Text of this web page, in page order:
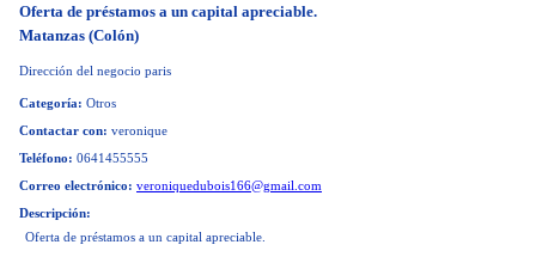
Oferta de préstamos a un capital apreciable.
Matanzas (Colón)
Dirección del negocio paris
Categoría: Otros
Contactar con: veronique
Teléfono: 0641455555
Correo electrónico: veroniquedubois166@gmail.com
Descripción:
Oferta de préstamos a un capital apreciable.